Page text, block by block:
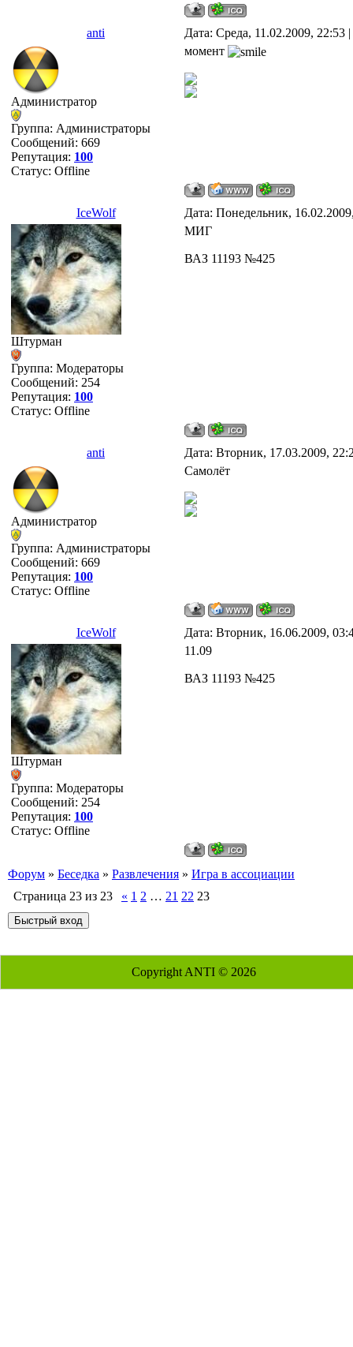
anti Дата: Среда, 11.02.2009,
Администратор
Группа: Администраторы
Сообщений: 669
Репутация: 100
Статус: Offline
момент
IceWolf Дата: Понедельник,
Штурман
Группа: Модераторы
Сообщений: 254
Репутация: 100
Статус: Offline
МИГ
ВАЗ 11193 №425
anti Дата: Вторник, 17.03.2009,
Администратор
Группа: Администраторы
Сообщений: 669
Репутация: 100
Статус: Offline
Самолёт
IceWolf Дата: Вторник, 16.06.2009,
Штурман
Группа: Модераторы
Сообщений: 254
Репутация: 100
Статус: Offline
11.09
ВАЗ 11193 №425
Форум » Беседка » Развлечения » Игра в ассоциации
Страница 23 из 23 « 1 2 … 21 22 23
Copyright ANTI © 2026